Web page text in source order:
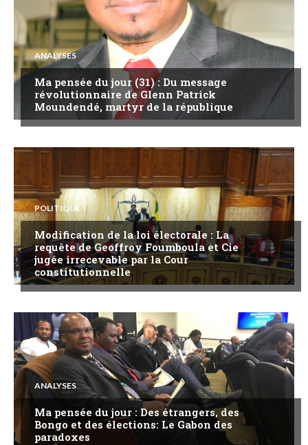
ANALYSES
Ma pensée du jour (31) : Du message
révolutionnaire de Glenn Patrick
Moundendé, martyr de la république
POLITIQUE
Modification de la loi électorale : La
requête de Geoffroy Foumboula et Cie
jugée irrecevable par la Cour
constitutionnelle
ANALYSES
Ma pensée du jour : Des étrangers, des
Bongo et des élections: Le Gabon des
paradoxes